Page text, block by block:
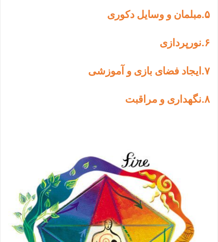
۵.مبلمان و وسایل دکوری
۶.نورپردازی
۷. ایجاد فضای بازی و آموزشی
۸.نگهداری و مراقبت